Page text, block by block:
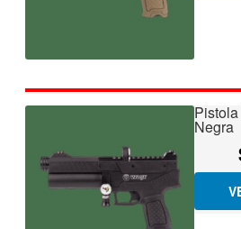
Negra